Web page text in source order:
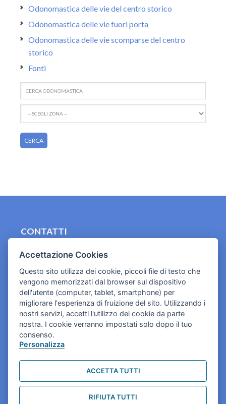
Odonomastica delle vie del centro storico
Odonomastica delle vie fuori porta
Odonomastica delle vie scomparse del centro
storico
Fonti
CONTATTI
Cookies e informativa privacy
Accettazione Cookies
Questo sito utilizza dei cookie, piccoli file di testo che
vengono memorizzati dal browser sul dispositivo
dell'utente (computer, tablet, smartphone) per
migliorare l'esperienza di fruizione del sito. Utilizzando i
nostri servizi, accetti l'utilizzo dei cookie da parte
nostra. I cookie verranno impostati solo dopo il tuo
consenso.
Personalizza
ACCETTA TUTTI
RIFIUTA TUTTI